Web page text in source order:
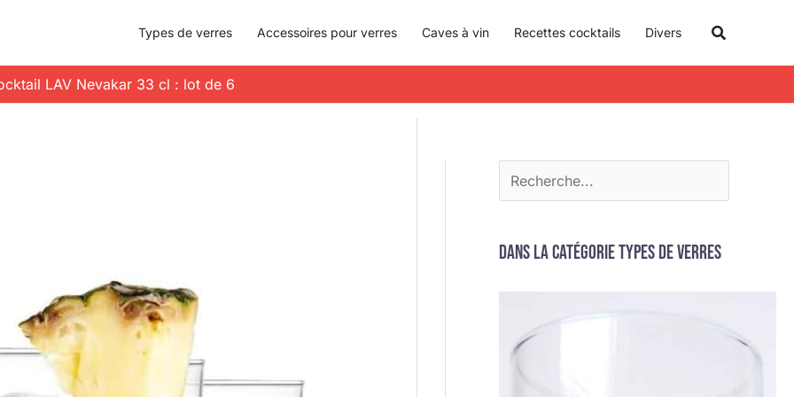
Types de verres Accessoires pour verres Caves à vin Recettes cocktails Divers
LAV Nevakar 33 cl : lot de 6
c
h
e
Dans la catégorie Types de verres